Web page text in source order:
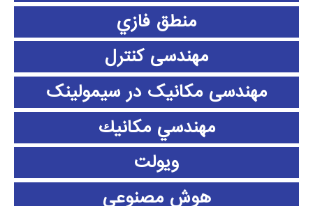
منطق فازي
مهندسی کنترل
مهندسی مکانیک در سیمولینک
مهندسي مكانيك
ویولت
هوش مصنوعی